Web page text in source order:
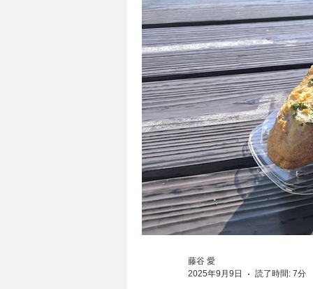
藤谷 愛
2025年9月9日
読了時間: 7分